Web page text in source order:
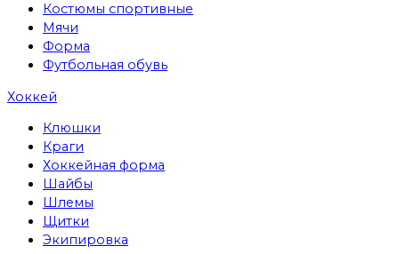
Костюмы спортивные
Мячи
Форма
Футбольная обувь
Хоккей
Клюшки
Краги
Хоккейная форма
Шайбы
Шлемы
Щитки
Экипировка